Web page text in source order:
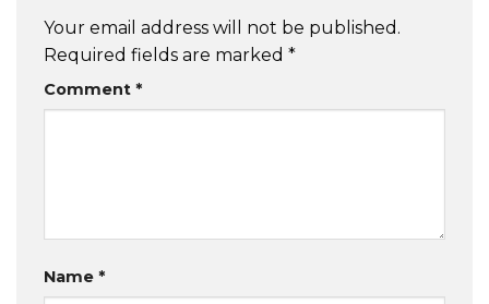
Your email address will not be published.
Required fields are marked *
Comment *
Name *